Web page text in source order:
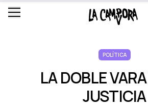
POLÍTICA
LA DOBLE
JUSTICIA